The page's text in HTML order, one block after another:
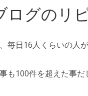
日ログのリ
毎日16人くらいの人
も100件を超えた事だ